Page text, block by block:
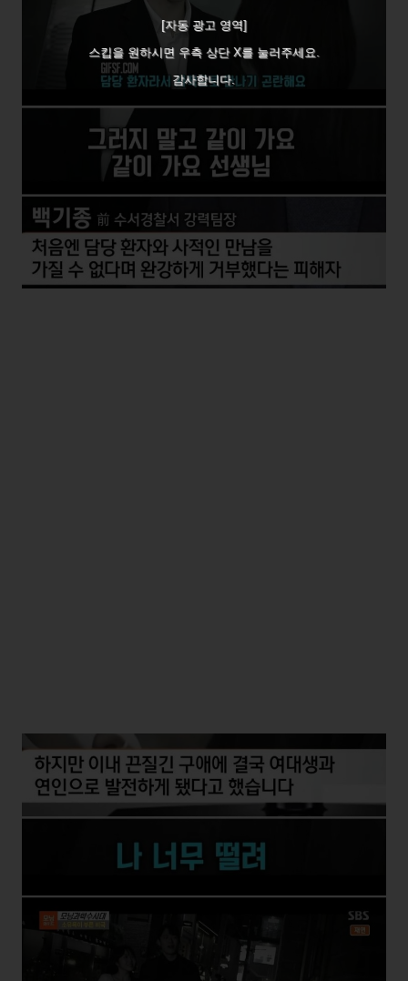
[자동 광고 영역]
스킵을 원하시면 우측 상단 X를 눌러주세요.
감사합니다.